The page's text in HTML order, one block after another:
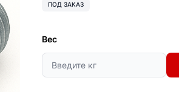
ПОД ЗАКАЗ
Вес